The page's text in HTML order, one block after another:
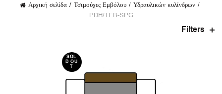
Αρχική σελίδα Τσιμούχες Εμβόλου
Υδραυλικών κυλίνδρων
PDH/TEB-SPG
Filters
SOL
D OU
T